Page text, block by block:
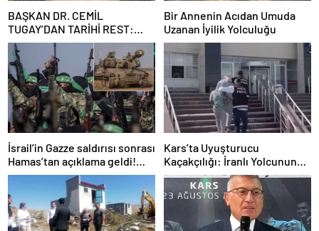
BAŞKAN DR. CEMİL
TUGAY’DAN TARİHİ REST:
“İZMİR’İN MALINA
ÇÖKTÜRMEM, HALKIN
HAKKINI KİMSEYE
YEDİRMEM!”
Bir Annenin Acıdan Umuda
Uzanan İyilik Yolculuğu
İsrail’in Gazze saldırısı sonrası
Hamas’tan açıklama geldi!
ABD’yi işaret ettiler
Kars’ta Uyuşturucu
Kaçakçılığı: İranlı Yolcunun
Makatında 203 Gram
Metamfetamin Bulundu